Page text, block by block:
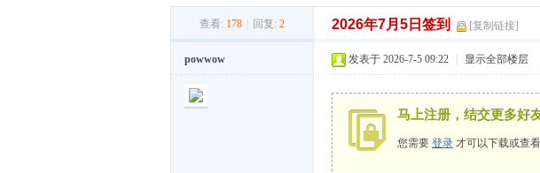
› › ›
查看: 178 回复: 2 2026年7月5日签到 [复制链接]
powwow 发表于 2026-7-5 09:22 显示全部楼层
马上注册，结交更多好
您需要 登录 才可以下载或查